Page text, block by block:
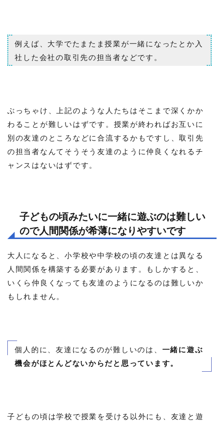
例えば、大学でたまたま授業が一緒になったとか入
社した会社の取引先の担当者などです。
ぶっちゃけ、上記のような人たちはそこまで深くかか
わることが難しいはずです。授業が終わればお互いに
別の友達のところなどに合流するかもですし、取引先
の担当者なんてそうそう友達のように仲良くなれるチ
ャンスはないはずです。
子どもの頃みたいに一緒に遊ぶのは難しい
ので人間関係が希薄になりやすいです
大人になると、小学校や中学校の頃の友達とは異なる
人間関係を構築する必要があります。もしかすると、
いくら仲良くなっても友達のようになるのは難しいか
もしれません。
個人的に、友達になるのが難しいのは、 一緒に遊ぶ
機会がほとんどないからだと思っています。
子どもの頃は学校で授業を受ける以外にも、友達と遊